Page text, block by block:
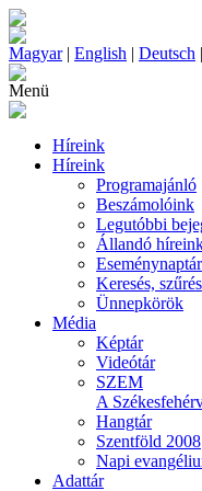
Magyar| English | Deutsch |
Menü
Híreink
Híreink
Programajánló
Beszámolóink
Legutóbbi
Állandó
Eseménynaptár
Keresés, szűrés
Ünnepkörök
Média
Képtár
Videótár
SZEM
A
Hangtár
Szentföld 2008
Napi
Adattár